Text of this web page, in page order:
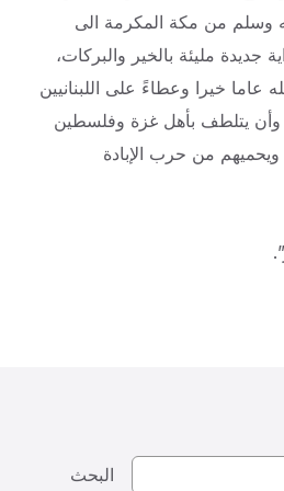
وسلم من مكة المكرمة الى
جديدة مليئة بالخير والبركات،
عاما خيرا وعطاءً على اللبنانيين
يتلطف بأهل غزة وفلسطين
ويحميهم من حرب الإبادة
البحث